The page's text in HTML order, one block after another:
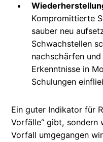
Kompromittierte
sauber neu
Schwachstellen
nachschärfen
Erkenntnisse in
Schulungen
Ein guter Indikator für
Vorfälle“ gibt, sondern
Vorfall umgegangen